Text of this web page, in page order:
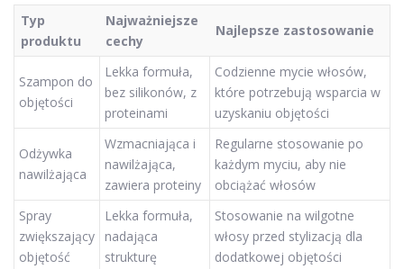
Typ
produktu
Najważniejsze
cechy
Najlepsze zastosowanie
Szampon do
objętości
Lekka formuła,
bez silikonów, z
proteinami
Codzienne mycie włosów,
które potrzebują wsparcia w
uzyskaniu objętości
Odżywka
nawilżająca
Wzmacniająca i
nawilżająca,
zawiera proteiny
Regularne stosowanie po
każdym myciu, aby nie
obciążać włosów
Spray
zwiększający
objętość
Lekka formuła,
nadająca
strukturę
Stosowanie na wilgotne
włosy przed stylizacją dla
dodatkowej objętości